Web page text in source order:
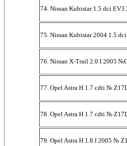
74. Nissan Kubistar 1.5 dci
75. Nissan Kubistar 2004 1.5
76. Nissan X-Trail 2.0 I 2005
77. Opel Astra H 1.7 cdti №
78. Opel Astra H 1.7 cdti №
79. Opel Astra H 1.8 I 2005 №